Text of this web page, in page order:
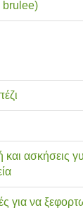
brulee)
ασκήσεις
για να